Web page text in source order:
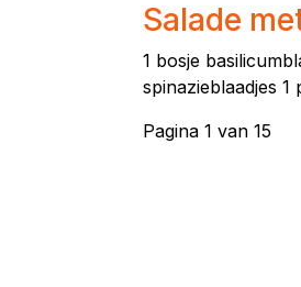
Salade
1 bosje
spinazieblaadjes
Pagina 1 van 15